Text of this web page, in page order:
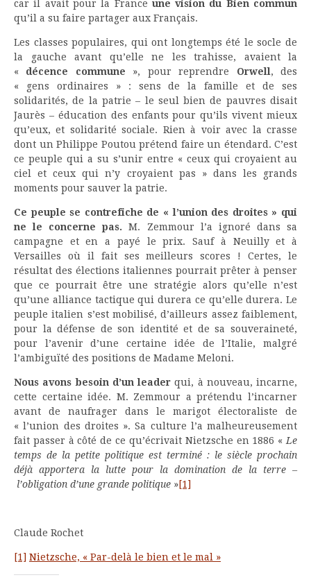
car il avait pour la France une vision du Bien commun
qu’il a su faire partager aux Français.
Les classes populaires, qui ont longtemps été le socle de
la gauche avant qu’elle ne les trahisse, avaient la
« décence commune », pour reprendre Orwell , des
« gens ordinaires » : sens de la famille et de ses
solidarités, de la patrie – le seul bien de pauvres disait
Jaurès – éducation des enfants pour qu’ils vivent mieux
qu’eux, et solidarité sociale. Rien à voir avec la crasse
dont un Philippe Poutou prétend faire un étendard. C’est
ce peuple qui a su s’unir entre « ceux qui croyaient au
ciel et ceux qui n’y croyaient pas » dans les grands
moments pour sauver la patrie.
Ce peuple se contrefiche de « l’union des droites » qui
ne le concerne pas. M. Zemmour l’a ignoré dans sa
campagne et en a payé le prix. Sauf à Neuilly et à
Versailles où il fait ses meilleurs scores ! Certes, le
résultat des élections italiennes pourrait prêter à penser
que ce pourrait être une stratégie alors qu’elle n’est
qu’une alliance tactique qui durera ce qu’elle durera. Le
peuple italien s’est mobilisé, d’ailleurs assez faiblement,
pour la défense de son identité et de sa souveraineté,
pour l’avenir d’une certaine idée de l’Italie, malgré
l’ambiguïté des positions de Madame Meloni.
Nous avons besoin d’un leader qui, à nouveau, incarne,
cette certaine idée. M. Zemmour a prétendu l’incarner
avant de naufrager dans le marigot électoraliste de
« l’union des droites ». Sa culture l’a malheureusement
fait passer à côté de ce qu’écrivait Nietzsche en 1886 « Le
temps de la petite politique est terminé : le siècle prochain
déjà apportera la lutte pour la domination de la terre –
l’obligation d’une grande politique »[1]
Claude Rochet
[1] Nietzsche, « Par-delà le bien et le mal »